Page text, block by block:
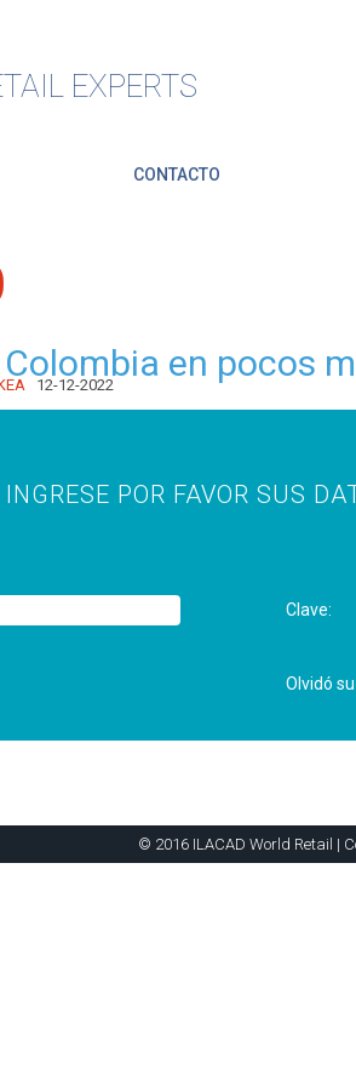
EXPERTS
CONTACTO
en pocos
12-12-2022
INGRESE POR FAVOR SUS
Clave:
Olvidó
© 2016 ILACAD World Retail |